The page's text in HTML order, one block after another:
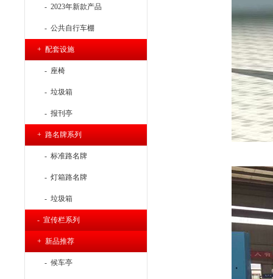
- 2023年新款产品
- 公共自行车棚
+ 配套设施
- 座椅
- 垃圾箱
- 报刊亭
+ 路名牌系列
- 标准路名牌
- 灯箱路名牌
- 垃圾箱
- 宣传栏系列
+ 新品推荐
- 候车亭